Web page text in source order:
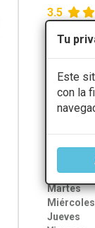
Tu
Este
con la
3.5
Plaza de la
Flacidez
Lunes
Martes
Miércoles
Jueves